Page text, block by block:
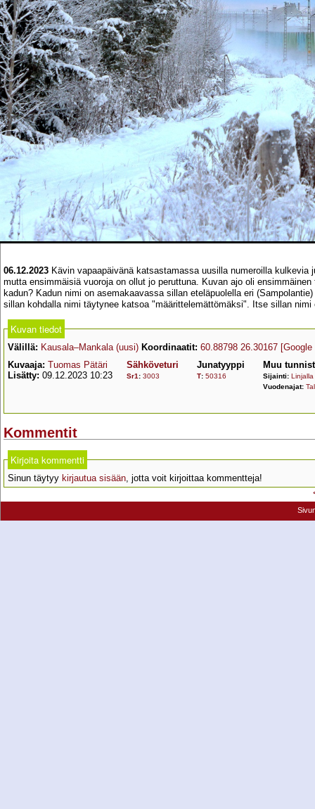
06.12.2023 Kävin vapaapäivänä katsastamassa uusilla numeroilla
mutta ensimmäisiä vuoroja on ollut jo peruttuna. Kuvan ajo oli
kadun? Kadun nimi on asemakaavassa sillan eteläpuolella eri
sillan kohdalla nimi täytynee katsoa "määrittelemättömäksi". Itse sillan
Kuvan tiedot
Välillä: Kausala–Mankala (uusi) Koordinaatit: 60.88798 26.30167
Kuvaaja: Tuomas Pätäri
Lisätty: 09.12.2023 10:23
Sähköveturi
Sr1 : 3003
Junatyyppi
T: 50316
Muu
Sijainti: Linjalla
Vuodenajat:
Kommentit
Kirjoita kommentti
Sinun täytyy kirjautua sisään, jotta voit kirjoittaa kommentteja!